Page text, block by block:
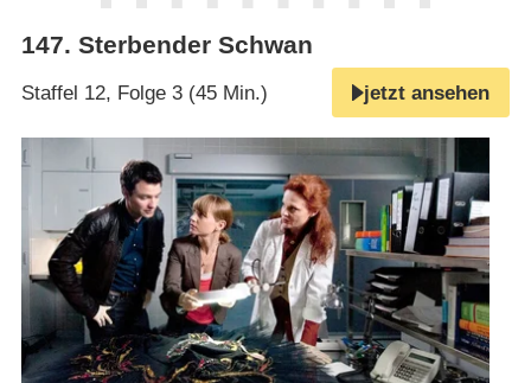
147. Sterbender Schwan
Staffel 12, Folge 3 (45 Min.) jetzt ansehen